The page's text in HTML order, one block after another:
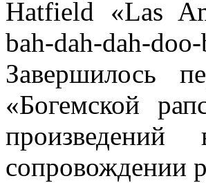
Hatfield «Las
bah-dah-
Завершилось
«Богемской
сопровождении